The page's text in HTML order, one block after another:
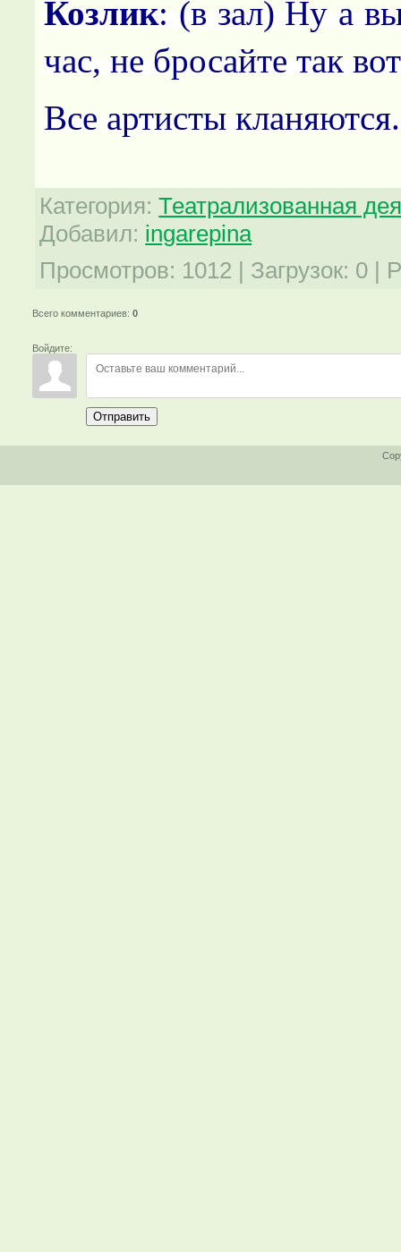
Козлик: (в зал) Ну а
час, не бросайте так
Все артисты кланяются.
Категория: Театрализованная
Добавил: ingarepina
Просмотров: 1012 | Загрузок: 0 |
Всего комментариев:0
Войдите:
Отправить